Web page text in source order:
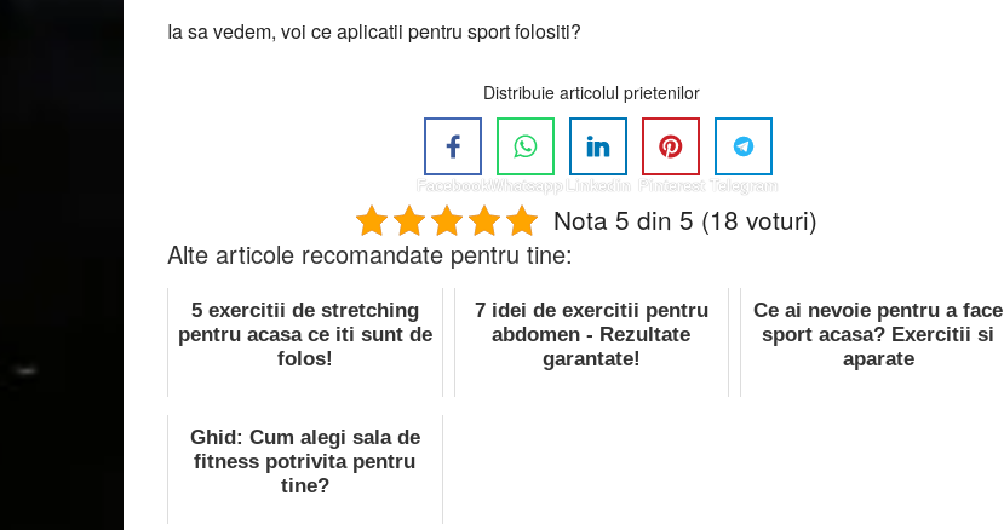
Ia sa vedem, voi ce aplicatii pentru sport folositi?
Distribuie articolul prietenilor
FacebookWhatsapp Linkedin Pinterest Telegram
Nota 5 din 5 (18 voturi)
Alte articole recomandate pentru tine:
5 exercitii de stretching
pentru acasa ce iti sunt de
folos!
7 idei de exercitii pentru
abdomen - Rezultate
garantate!
Ce ai nevoie pentru a face
sport acasa? Exercitii si
aparate
Ghid: Cum alegi sala de
fitness potrivita pentru
tine?